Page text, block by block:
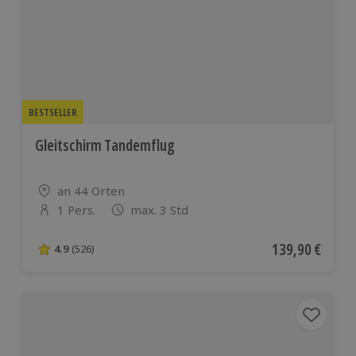
BESTSELLER
Gleitschirm Tandemflug
Standort
an 44 Orten
Anzahl der Teilnehmer
1 Pers. max. 3 Std
4.9 von 5 Sternen basierend auf 526 Bewertungen
4.9 (526) Aktueller Preis
139,90 €